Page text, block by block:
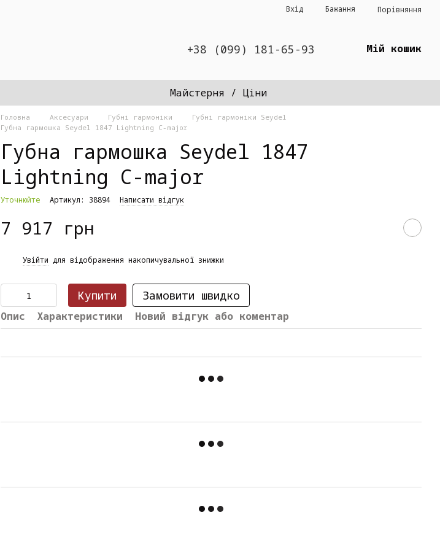
Вхід Бажання Порівняння
+38 (099) 181-65-93 Мій кошик
Майстерня / Ціни
Головна Аксесуари Губні гармоніки
Губні гармоніки Seydel
Губна гармошка Seydel 1847 Lightning C-major
Губна гармошка Seydel 1847
Lightning C-major
Уточнюйте Артикул: 38894 Написати відгук
7 917 грн
Увійти для відображення накопичувальної знижки
Купити Замовити швидко
Опис Характеристики Новий відгук або коментар